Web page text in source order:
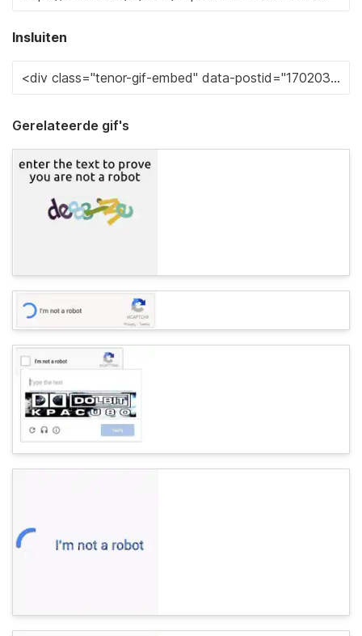
Insluiten
Gerelateerde gif's